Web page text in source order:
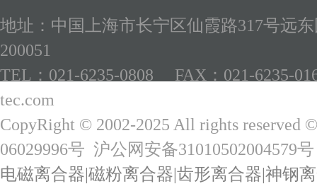
地址：中国上海市长宁区仙霞路317号远
200051
TEL：021-6235-0808 FAX：021-6235-
tec.com
CopyRight © 2002-2025 All rights reserved ©
06029996号 沪公网安备31010502004579号
电磁离合器|磁粉离合器|齿形离合器|神钢